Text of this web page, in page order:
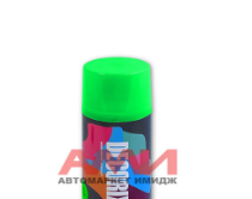
БЫСТРЫЙ ПРОСМОТР